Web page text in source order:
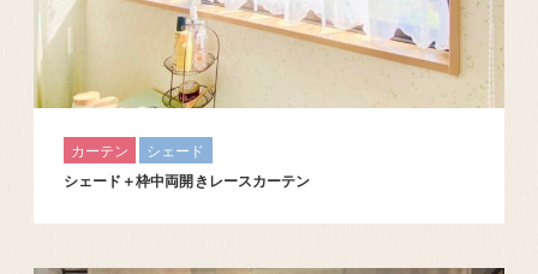
カーテン
シェード
シェード＋枠中両開きレースカーテン